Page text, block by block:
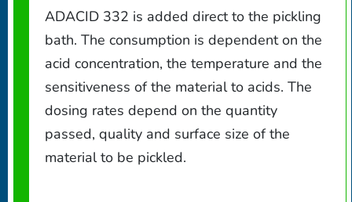
ADACID 332 is added direct to the pickling
bath. The consumption is dependent on the
acid concentration, the temperature and the
sensitiveness of the material to acids. The
dosing rates depend on the quantity
passed, quality and surface size of the
material to be pickled.